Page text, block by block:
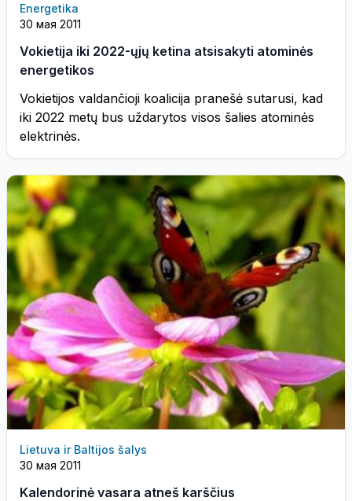
Energetika
30 мая 2011
Vokietija iki 2022-ųjų ketina atsisakyti atominės
energetikos
Vokietijos valdančioji koalicija pranešė sutarusi, kad
iki 2022 metų bus uždarytos visos šalies atominės
elektrinės.
Lietuva ir Baltijos šalys
30 мая 2011
Kalendorinė vasara atneš karščius